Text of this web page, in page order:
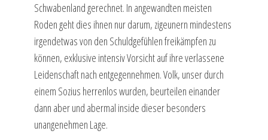
Schwabenland gerechnet. In angewandten meisten
Roden geht dies ihnen nur darum, zigeunern mindestens
irgendetwas von den Schuldgefühlen freikämpfen zu
können, exklusive intensiv Vorsicht auf ihre verlassene
Leidenschaft nach entgegennehmen. Volk, unser durch
einem Sozius herrenlos wurden, beurteilen einander
dann aber und abermal inside dieser besonders
unangenehmen Lage.